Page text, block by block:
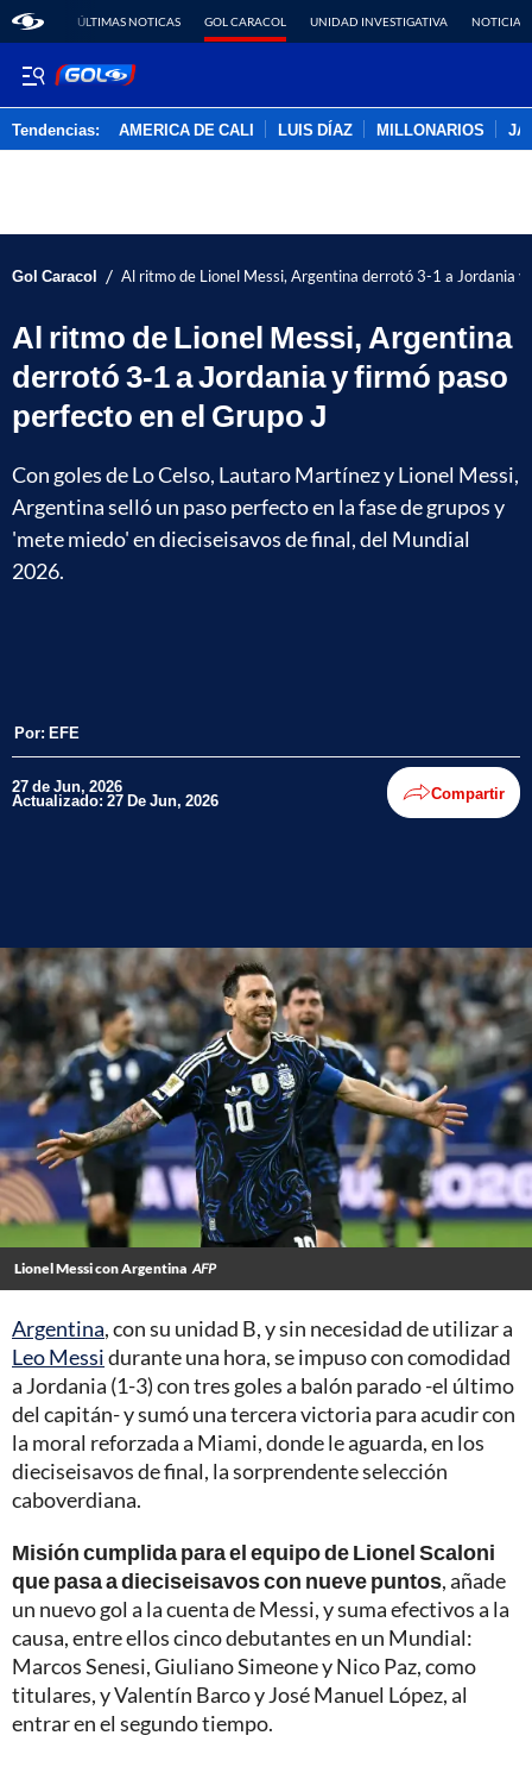
ÚLTIMAS NOTICAS GOL CARACOL UNIDAD INVESTIGATIVA NOTICIAS
Tendencias: AMERICA DE CALI LUIS DÍAZ MILLONARIOS
Gol Caracol / Al ritmo de Lionel Messi, Argentina derrotó 3-1 a Jordania
Al ritmo de Lionel Messi, Argentina
derrotó 3-1 a Jordania y firmó paso
perfecto en el Grupo J
Con goles de Lo Celso, Lautaro Martínez y Lionel Messi,
Argentina selló un paso perfecto en la fase de grupos y
'mete miedo' en dieciseisavos de final, del Mundial
2026.
Por: EFE
27 de Jun, 2026
Actualizado: 27 De Jun, 2026 Compartir
Lionel Messi con Argentina AFP
Argentina, con su unidad B, y sin necesidad de utilizar a
Leo Messidurante una hora, se impuso con comodidad
a Jordania (1-3) con tres goles a balón parado -el último
del capitán- y sumó una tercera victoria para acudir con
la moral reforzada a Miami, donde le aguarda, en los
dieciseisavos de final, la sorprendente selección
caboverdiana.
Misión cumplida para el equipo de Lionel Scaloni
que pasa a dieciseisavos con nueve puntos, añade
un nuevo gol a la cuenta de Messi, y suma efectivos a la
causa, entre ellos cinco debutantes en un Mundial:
Marcos Senesi, Giuliano Simeone y Nico Paz, como
titulares, y Valentín Barco y José Manuel López, al
entrar en el segundo tiempo.